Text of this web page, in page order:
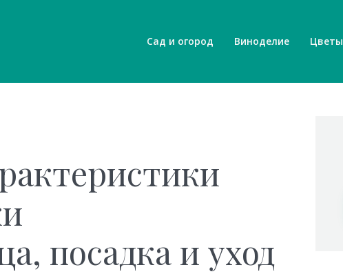
Сад и огород Виноделие Цветы
посадка и уход